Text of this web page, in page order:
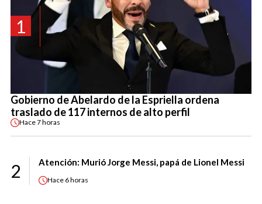
1
Gobierno de Abelardo de la Espriella ordena
traslado de 117 internos de alto perfil
Hace7 horas
2 Atención: Murió Jorge Messi, papá de Lionel Messi
Hace 6 horas